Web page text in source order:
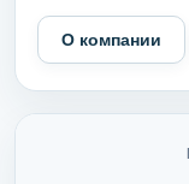
О компании